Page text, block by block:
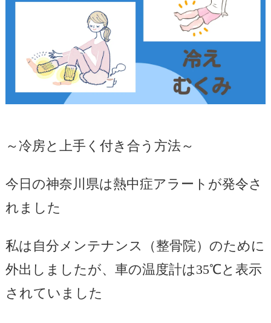
～冷房と上手く付き合う方法～
今日の神奈川県は熱中症アラートが発令さ
れました
私は自分メンテナンス（整骨院）のために
外出しましたが、車の温度計は35℃と表示
されていました